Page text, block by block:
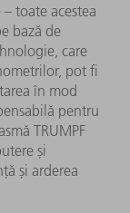
toate acestea
bază de
care
pot fi
în mod
pentru
TRUMPF
și
și arderea